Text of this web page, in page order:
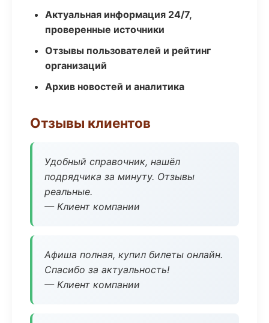
Актуальная информация 24/7,
проверенные источники
Отзывы пользователей и рейтинг
организаций
Архив новостей и аналитика
Отзывы клиентов
Удобный справочник, нашёл
подрядчика за минуту. Отзывы
реальные.
— Клиент компании
Афиша полная, купил билеты онлайн.
Спасибо за актуальность!
— Клиент компании